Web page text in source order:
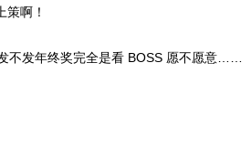
啊！
不发年终奖完全是看 BOSS 愿不愿意……